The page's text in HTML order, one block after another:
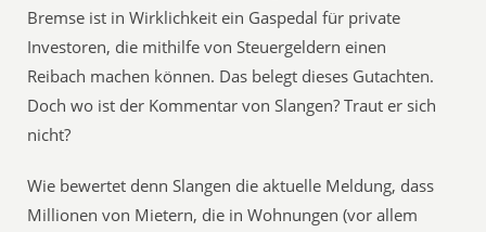
Bremse ist in Wirklichkeit ein Gaspedal für private
Investoren, die mithilfe von Steuergeldern einen
Reibach machen können. Das belegt dieses Gutachten.
Doch wo ist der Kommentar von Slangen? Traut er sich
nicht?
Wie bewertet denn Slangen die aktuelle Meldung, dass
Millionen von Mietern, die in Wohnungen (vor allem